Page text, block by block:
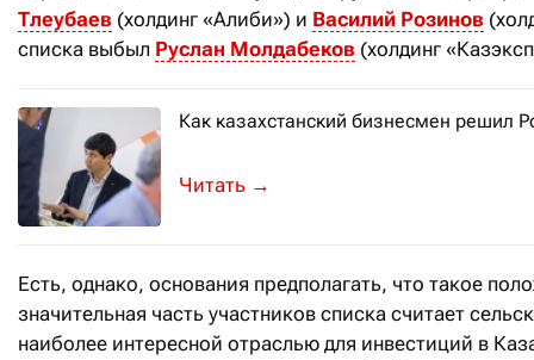
Тлеубаев (холдинг «Алиби») и Василий Розинов
списка выбыл Руслан Молдабеков (холдинг
Как казахстанский бизнесмен решил
Предприниматель Темиржан
→
Есть, однако, основания предполагать, что такое
значительная часть участников списка считает
наиболее интересной отраслью для инвестиций в